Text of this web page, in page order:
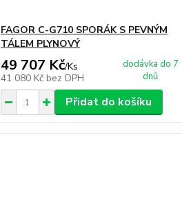
FAGOR C-G710 SPORÁK S PEVNÝM
TÁLEM PLYNOVÝ
49 707 Kč/Ks
41 080 Kč bez DPH
dodávka do 7
dnů
Přidat do košíku